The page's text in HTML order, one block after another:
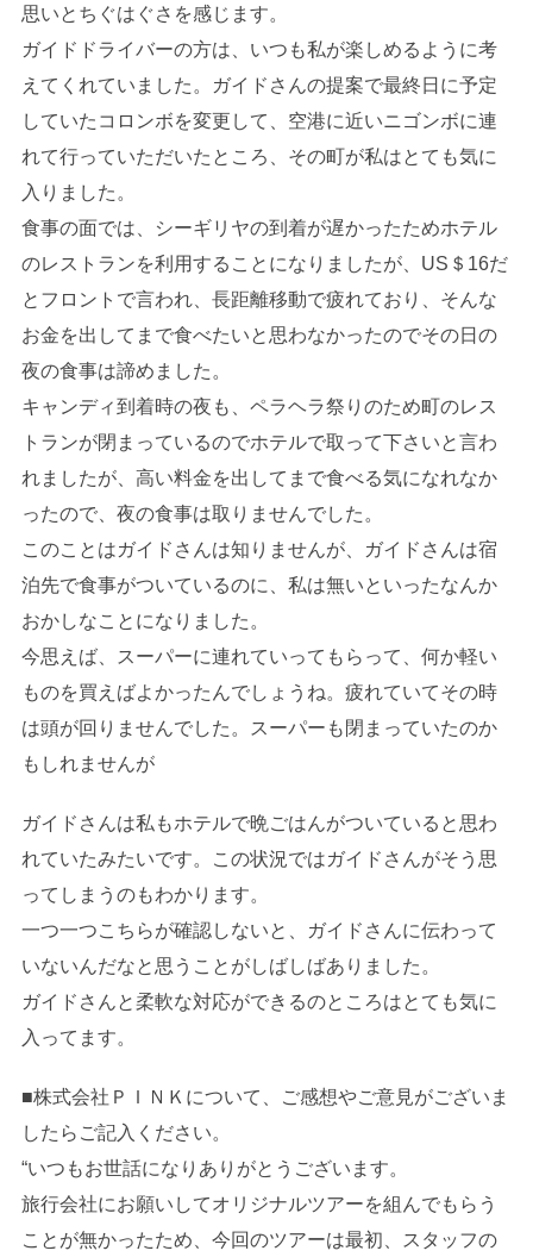
思いとちぐはぐさを感じます。
ガイドドライバーの方は、いつも私が楽しめるように考
えてくれていました。ガイドさんの提案で最終日に予定
していたコロンボを変更して、空港に近いニゴンボに連
れて行っていただいたところ、その町が私はとても気に
入りました。
食事の面では、シーギリヤの到着が遅かったためホテル
のレストランを利用することになりましたが、US＄16だ
とフロントで言われ、長距離移動で疲れており、そんな
お金を出してまで食べたいと思わなかったのでその日の
夜の食事は諦めました。
キャンディ到着時の夜も、ペラヘラ祭りのため町のレス
トランが閉まっているのでホテルで取って下さいと言わ
れましたが、高い料金を出してまで食べる気になれなか
ったので、夜の食事は取りませんでした。
このことはガイドさんは知りませんが、ガイドさんは宿
泊先で食事がついているのに、私は無いといったなんか
おかしなことになりました。
今思えば、スーパーに連れていってもらって、何か軽い
ものを買えばよかったんでしょうね。疲れていてその時
は頭が回りませんでした。スーパーも閉まっていたのか
もしれませんが
ガイドさんは私もホテルで晩ごはんがついていると思わ
れていたみたいです。この状況ではガイドさんがそう思
ってしまうのもわかります。
一つ一つこちらが確認しないと、ガイドさんに伝わって
いないんだなと思うことがしばしばありました。
ガイドさんと柔軟な対応ができるのところはとても気に
入ってます。
■株式会社ＰＩＮＫについて、ご感想やご意見がございま
したらご記入ください。
“いつもお世話になりありがとうございます。
旅行会社にお願いしてオリジナルツアーを組んでもらう
ことが無かったため、今回のツアーは最初、スタッフの